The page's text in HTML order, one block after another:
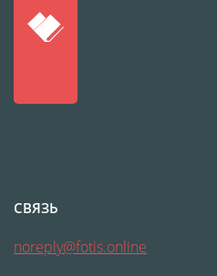
Ритуальная керамика
документов
Фото на стеклянной
Календарь-плакат
СВЯЗЬ
noreply@fotis.online